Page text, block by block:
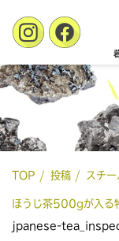
TOP 投稿 スチ
ほうじ茶500gが入る
jpanese-